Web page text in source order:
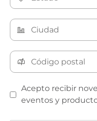
Acepto recibir
eventos y